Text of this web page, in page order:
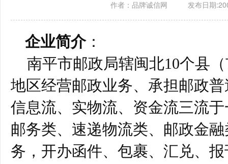
作者：品牌诚信网 发布日期
企业简介：
南平市邮政局辖闽北10个县
地区经营邮政业务、承担邮政
信息流、实物流、资金流三流
邮务类、速递物流类、邮政金
务，开办函件、包裹、汇兑、